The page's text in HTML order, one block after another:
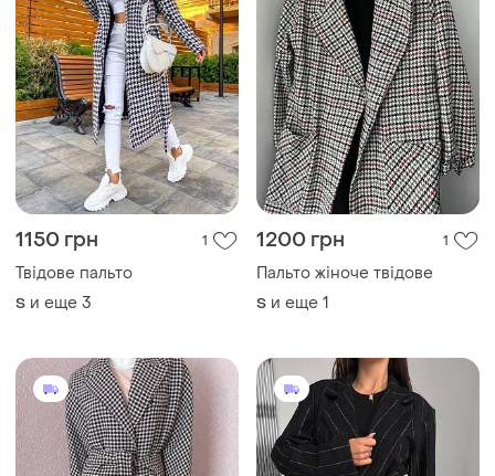
1150 грн 1
Твідове пальто
S и еще 3
1200 грн 1
Пальто жіноче твідове
S и еще 1